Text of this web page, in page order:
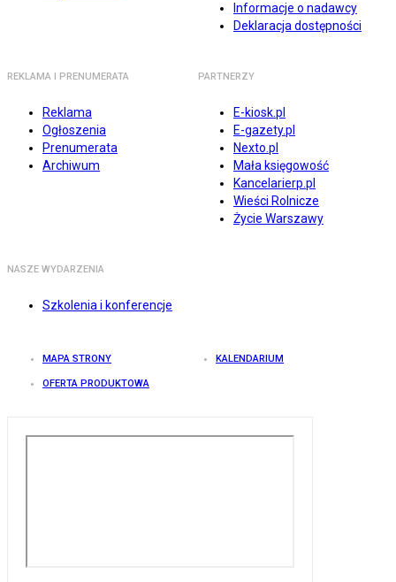
Informacje o nadawcy
Deklaracja dostępności
REKLAMA I PRENUMERATA
Reklama
Ogłoszenia
Prenumerata
Archiwum
PARTNERZY
E-kiosk.pl
E-gazety.pl
Nexto.pl
Mała księgowość
Kancelarierp.pl
Wieści Rolnicze
Życie Warszawy
NASZE WYDARZENIA
Szkolenia i konferencje
MAPA STRONY KALENDARIUM
OFERTA PRODUKTOWA